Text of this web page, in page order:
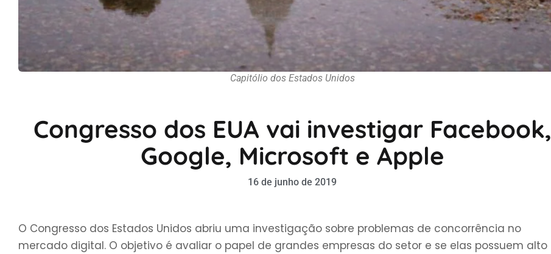
Capitólio dos Estados Unidos
Congresso dos EUA vai investigar Facebook,
Google, Microsoft e Apple
16 de junho de 2019
O Congresso dos Estados Unidos abriu uma investigação sobre problemas de concorrência no
mercado digital. O objetivo é avaliar o papel de grandes empresas do setor e se elas possuem alto